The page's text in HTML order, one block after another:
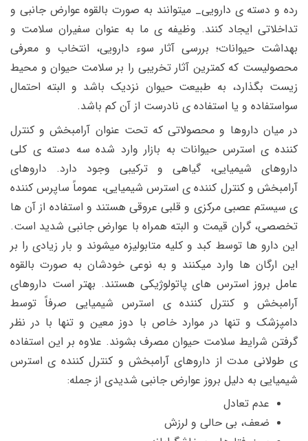
رده و دسته ی دارویی_ میتوانند به صورت بالقوه عوارض جانبی و
تداخلاتی ایجاد کنند. وظیفه ی ما به عنوان سفیران سلامت و
بهداشت حیوانات؛ بررسی آثار سوء دارویی، انتخاب و معرفی
محصولیست که کمترین آثار تخریبی را بر سلامت حیوان و محیط
زیست بگذارد، به طبیعت حیوان نزدیک باشد و البته احتمال
سواستفاده و یا استفاده ی نادرست از آن کم باشد.
در میان داروها و محصولاتی که تحت عنوان آرامبخش و کنترل
کننده ی استرس حیوانات به بازار وارد شده سه دسته ی کلی
داروهای شیمیایی، گیاهی و ترکیبی وجود دارد. داروهای
آرامبخش و کنترل کننده ی استرس شیمیایی، عموماً ساپرس کننده
ی سیستم عصبی مرکزی و قلبی عروقی هستند و استفاده از آن ها
تخصصی، گران قیمت و البته همراه با عوارض جانبی شدید است.
این دارو ها توسط کبد و کلیه متابولیزه میشوند و بار زیادی را بر
این ارگان ها وارد میکنند و به نوعی خودشان به صورت بالقوه
عامل بروز استرس های پاتولوژیکی هستند. بهتر است داروهای
آرامبخش و کنترل کننده ی استرس شیمیایی صرفاً توسط
دامپزشک و تنها در موارد خاص با دوز معین و تنها با در نظر
گرفتن شرایط سلامت حیوان مصرف بشوند. علاوه بر این استفاده
ی طولانی مدت از داروهای آرامبخش و کنترل کننده ی استرس
شیمیایی به دلیل بروز عوارض جانبی شدیدی از جمله:
عدم تعادل
ضعف، بی حالی و لرزش